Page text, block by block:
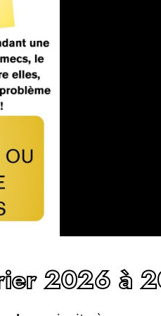
2026 à